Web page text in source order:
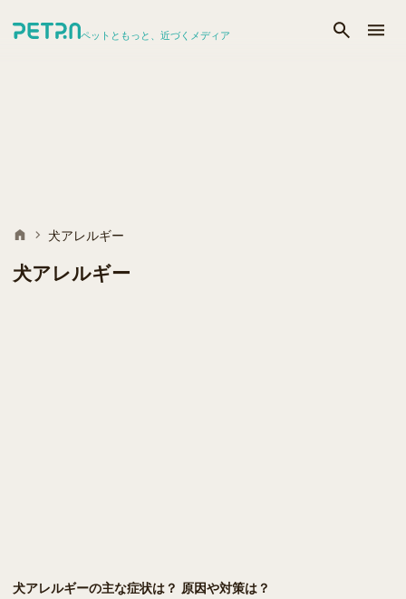
ペットともっと、近づくメディア
犬アレルギー
犬アレルギー
犬アレルギーの主な症状は？ 原因や対策は？